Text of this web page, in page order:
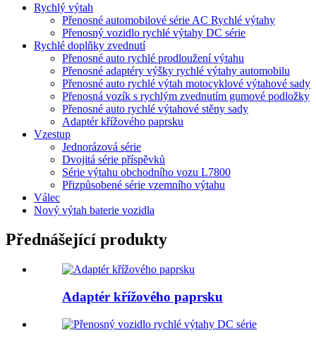
Rychlý výtah
Přenosné automobilové série AC Rychlé výtahy
Přenosný vozidlo rychlé výtahy DC série
Rychlé doplňky zvednutí
Přenosné auto rychlé prodloužení výtahu
Přenosné adaptéry výšky rychlé výtahy automobilu
Přenosné auto rychlé výtah motocyklové výtahové sady
Přenosná vozík s rychlým zvednutím gumové podložky
Přenosné auto rychlé výtahové stěny sady
Adaptér křížového paprsku
Vzestup
Jednorázová série
Dvojitá série příspěvků
Série výtahu obchodního vozu L7800
Přizpůsobené série vzemního výtahu
Válec
Nový výtah baterie vozidla
Přednášející produkty
Adaptér křížového paprsku